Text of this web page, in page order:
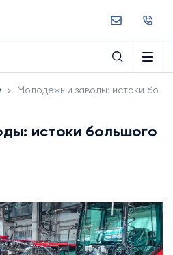
Молодежь и заводы: истоки бо
истоки большого